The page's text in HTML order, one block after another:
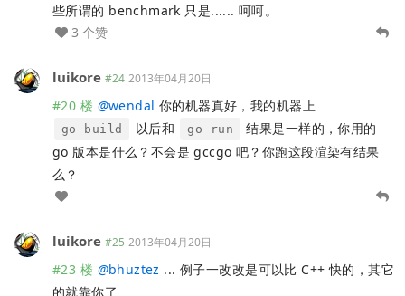
些所谓的 benchmark 只是...... 呵呵。
3 个赞
luikore #24 2013年04月20日
#20 楼 @wendal 你的机器真好，我的机器上
go build 以后和 go run
结果是一样的，你用的
go 版本是什么？不会是 gccgo 吧？你跑这段渲染有结果
么？
luikore #25 2013年04月20日
#23 楼 @bhuztez ... 例子一改改是可以比 C++ 快的，其它
的就靠你了